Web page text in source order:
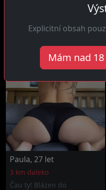
užívat života bez
zbytečných otázek a...
Paula, 27 let
3 km daleko
Čau ty! Blázen do
Explicitní obsah
Mám nad 18